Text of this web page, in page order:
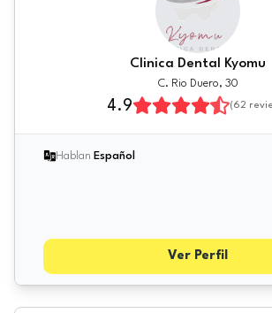
Clinica Dental Kyomu
C. Rio Duero, 30
4.9 (62
Hablan Español
Ver Perfil